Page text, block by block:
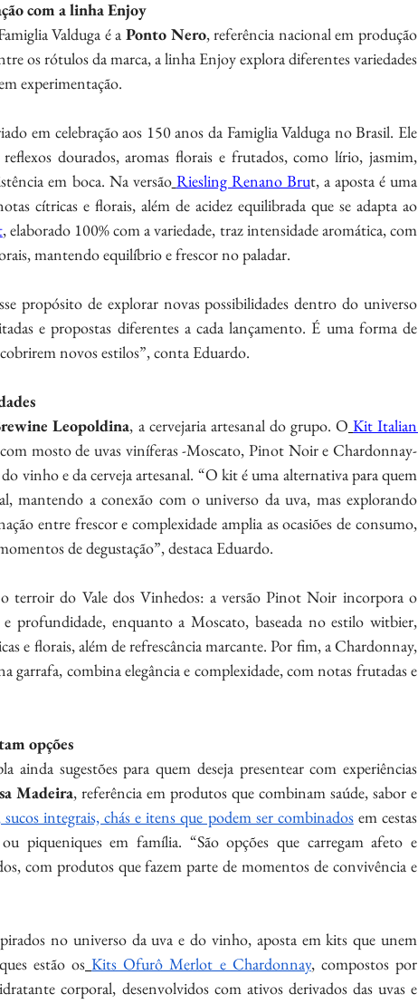
com a linha Enjoy
Valduga é a Ponto Nero, referência nacional em produção
os rótulos da marca, a linha Enjoy explora diferentes variedades
experimentação.
em celebração aos 150 anos da Famiglia Valduga no Brasil. Ele
dourados, aromas florais e frutados, como lírio, jasmim,
em boca. Na versão Riesling Renano Brut, a aposta é uma
cítricas e florais, além de acidez equilibrada que se adapta ao
, elaborado 100% com a variedade, traz intensidade aromática, com
mantendo equilíbrio e frescor no paladar.
propósito de explorar novas possibilidades dentro do universo
e propostas diferentes a cada lançamento. É uma forma de
novos estilos”, conta Eduardo.
Leopoldina, a cervejaria artesanal do grupo. O Kit Italian
mosto de uvas viníferas -Moscato, Pinot Noir e Chardonnay-
vinho e da cerveja artesanal. “O kit é uma alternativa para quem
mantendo a conexão com o universo da uva, mas explorando
entre frescor e complexidade amplia as ocasiões de consumo,
de degustação”, destaca Eduardo.
terroir do Vale dos Vinhedos: a versão Pinot Noir incorpora o
profundidade, enquanto a Moscato, baseada no estilo witbier,
e florais, além de refrescância marcante. Por fim, a Chardonnay,
garrafa, combina elegância e complexidade, com notas frutadas e
opções
sugestões para quem deseja presentear com experiências
Madeira, referência em produtos que combinam saúde, sabor e
sucos integrais, chás e itens que podem ser combinados em cestas
piqueniques em família. “São opções que carregam afeto e
com produtos que fazem parte de momentos de convivência e
no universo da uva e do vinho, aposta em kits que unem
estão os Kits Ofurô Merlot e Chardonnay, compostos por
corporal, desenvolvidos com ativos derivados das uvas e